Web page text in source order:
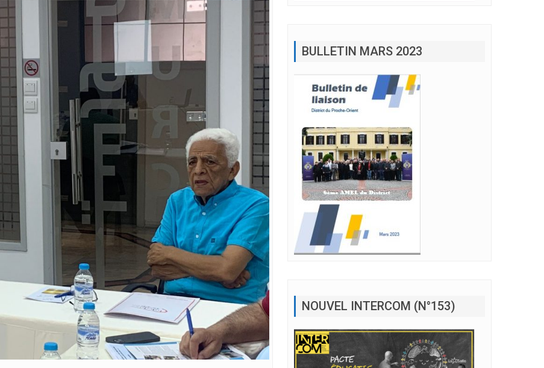
BULLETIN MARS 2023
NOUVEL INTERCOM (N°153)